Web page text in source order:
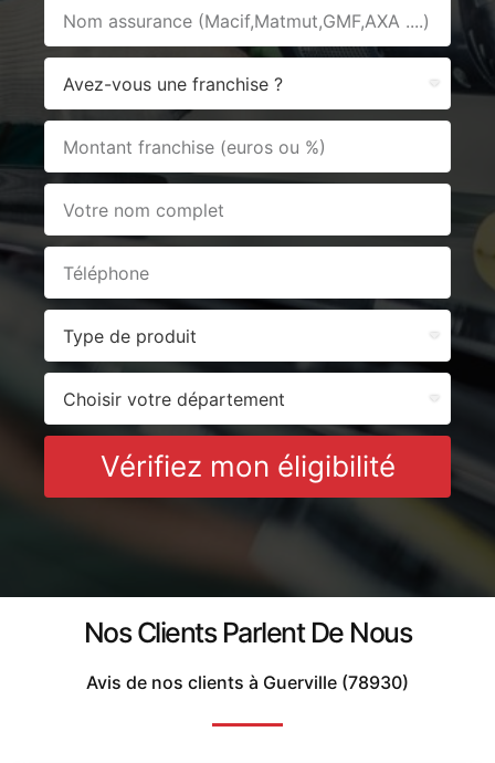
Vérifiez mon éligibilité
Nos Clients Parlent De Nous
Avis de nos clients à Guerville (78930)